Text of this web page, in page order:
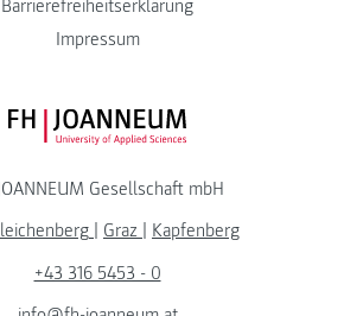
Barrierefreiheitserklärung
Impressum
FH JOANNEUM Logo
Gesellschaft mbH
Graz
Kapfenberg
+43 316 5453 - 0